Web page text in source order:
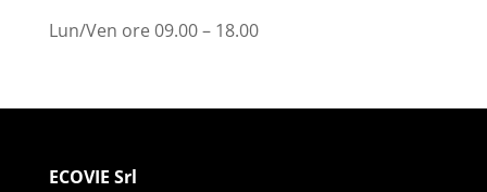
Lun/Ven ore 09.00 – 18.00
ECOVIE Srl